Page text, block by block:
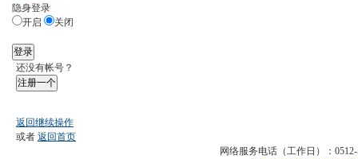
隐身登录
开启
关闭
登录
还没有帐号？
注册一个
返回继续操作
或者 返回首页
网络服务电话（工作日）：